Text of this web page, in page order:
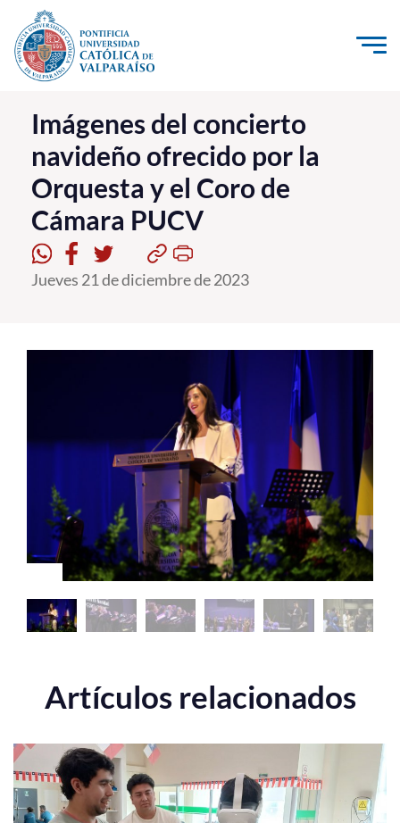
Click acá para ir directamente al contenido
La Universidad
Investigación, Creación e Innovación
PUCV Internacional
Vinculación con el Medio
Admisión
Postgrado
Estudiantes
Académicos
Funcionarios
Alumni
English
Imágenes del concierto
navideño ofrecido por la
Orquesta y el Coro de
Cámara PUCV
Jueves 21 de diciembre de 2023
Artículos relacionados